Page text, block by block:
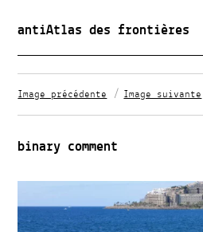
antiAtlas des frontières
Image précédente Image suivante
binary comment